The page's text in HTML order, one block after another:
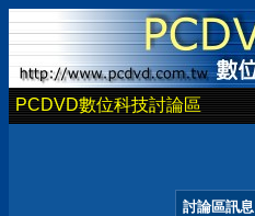
PCDVD數位科技討論區
討論區訊息